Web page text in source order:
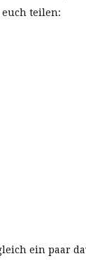
teilen:
ein paar